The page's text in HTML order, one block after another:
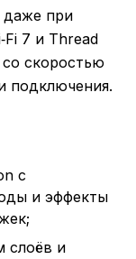
даже при
7 и Thread
скоростью
подключения.
с
и эффекты
слоёв и